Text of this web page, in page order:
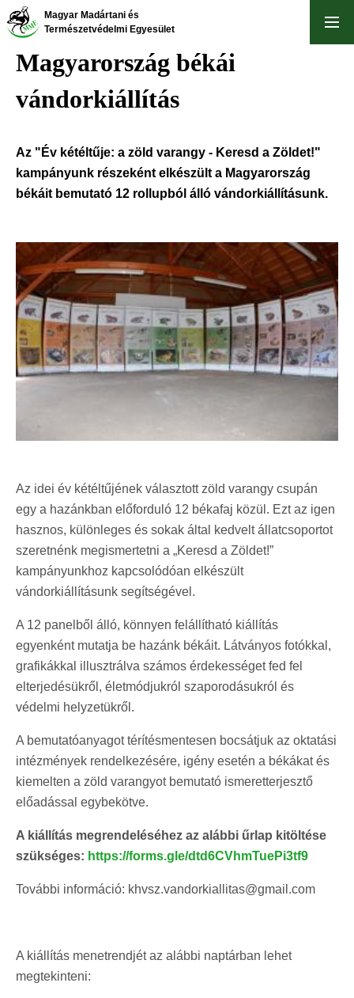
Ugrás
Magyar Madártani és
Természetvédelmi Egyesület
Magyarország békái
vándorkiállítás
Az "Év kétéltűje: a zöld varangy - Keresd a Zöldet!"
kampányunk részeként elkészült a Magyarország
békáit bemutató 12 rollupból álló vándorkiállításunk.
Az idei év kétéltűjének választott zöld varangy csupán
egy a hazánkban előforduló 12 békafaj közül. Ezt az igen
hasznos, különleges és sokak által kedvelt állatcsoportot
szeretnénk megismertetni a „Keresd a Zöldet!”
kampányunkhoz kapcsolódóan elkészült
vándorkiállításunk segítségével.
A 12 panelből álló, könnyen felállítható kiállítás
egyenként mutatja be hazánk békáit. Látványos fotókkal,
grafikákkal illusztrálva számos érdekességet fed fel
elterjedésükről, életmódjukról szaporodásukról és
védelmi helyzetükről.
A bemutatóanyagot térítésmentesen bocsátjuk az oktatási
intézmények rendelkezésére, igény esetén a békákat és
kiemelten a zöld varangyot bemutató ismeretterjesztő
előadással egybekötve.
A kiállítás megrendeléséhez az alábbi űrlap kitöltése
szükséges: https://forms.gle/dtd6CVhmTuePi3tf9
További információ: khvsz.vandorkiallitas@gmail.com
A kiállítás menetrendjét az alábbi naptárban lehet
megtekinteni: